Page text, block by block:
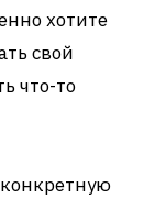
хотите
свой
что-то